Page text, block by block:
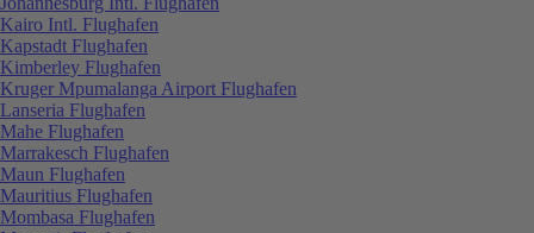
Kairo Intl. Flughafen
Kapstadt Flughafen
Kimberley Flughafen
Kruger Mpumalanga Airport Flughafen
Lanseria Flughafen
Mahe Flughafen
Marrakesch Flughafen
Maun Flughafen
Mauritius Flughafen
Mombasa Flughafen